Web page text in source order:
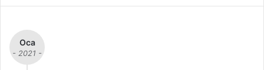
Oca
- 2021 -